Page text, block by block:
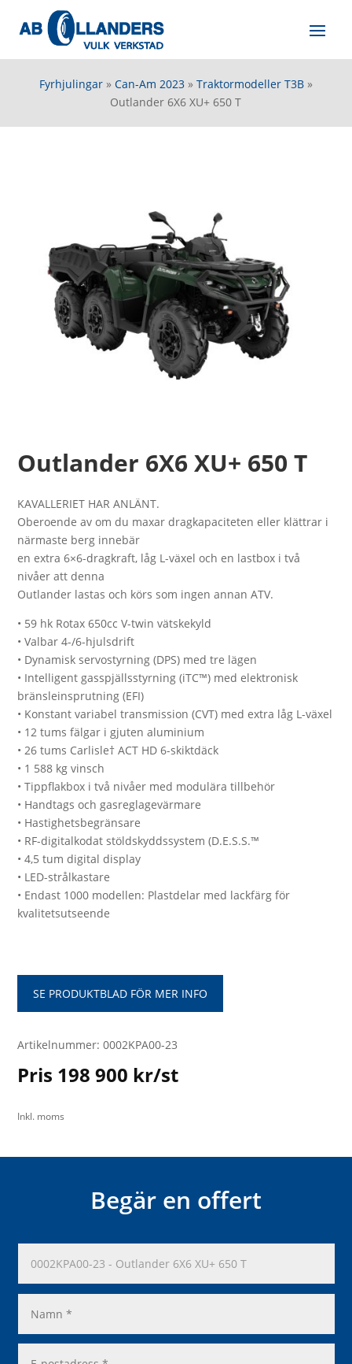
Fyrhjulingar» Can-Am 2023» Traktormodeller T3B»
Outlander 6X6 XU+ 650 T
Outlander 6X6 XU+ 650 T
KAVALLERIET HAR ANLÄNT.
Oberoende av om du maxar dragkapaciteten eller klättrar i
närmaste berg innebär
en extra 6×6-dragkraft, låg L-växel och en lastbox i två
nivåer att denna
Outlander lastas och körs som ingen annan ATV.
• 59 hk Rotax 650cc V-twin vätskekyld
• Valbar 4-/6-hjulsdrift
• Dynamisk servostyrning (DPS) med tre lägen
• Intelligent gasspjällsstyrning (iTC™) med elektronisk
bränsleinsprutning (EFI)
• Konstant variabel transmission (CVT) med extra låg L-växel
• 12 tums fälgar i gjuten aluminium
• 26 tums Carlisle† ACT HD 6-skiktdäck
• 1 588 kg vinsch
• Tippflakbox i två nivåer med modulära tillbehör
• Handtags och gasreglagevärmare
• Hastighetsbegränsare
• RF-digitalkodat stöldskyddssystem (D.E.S.S.™
• 4,5 tum digital display
• LED-strålkastare
• Endast 1000 modellen: Plastdelar med lackfärg för
kvalitetsutseende
SE PRODUKTBLAD FÖR MER INFO
Artikelnummer: 0002KPA00-23
Pris 198 900 kr/st
Inkl. moms
Begär en offert